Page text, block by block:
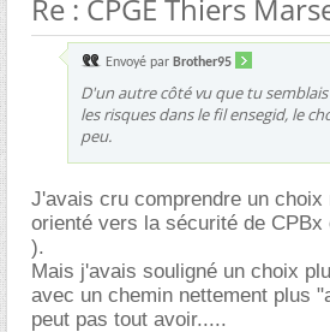
Re : CPGE Thiers
Envoyé par Brother95
D'un autre côté vu que tu
les risques dans le fil ensegid, le
peu.
J'avais cru comprendre un choix
orienté vers la sécurité de
).
Mais j'avais souligné un choix
avec un chemin nettement plus
peut pas tout avoir.....